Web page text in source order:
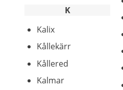
K
Kalix
Kållekärr
Kållered
Kalmar